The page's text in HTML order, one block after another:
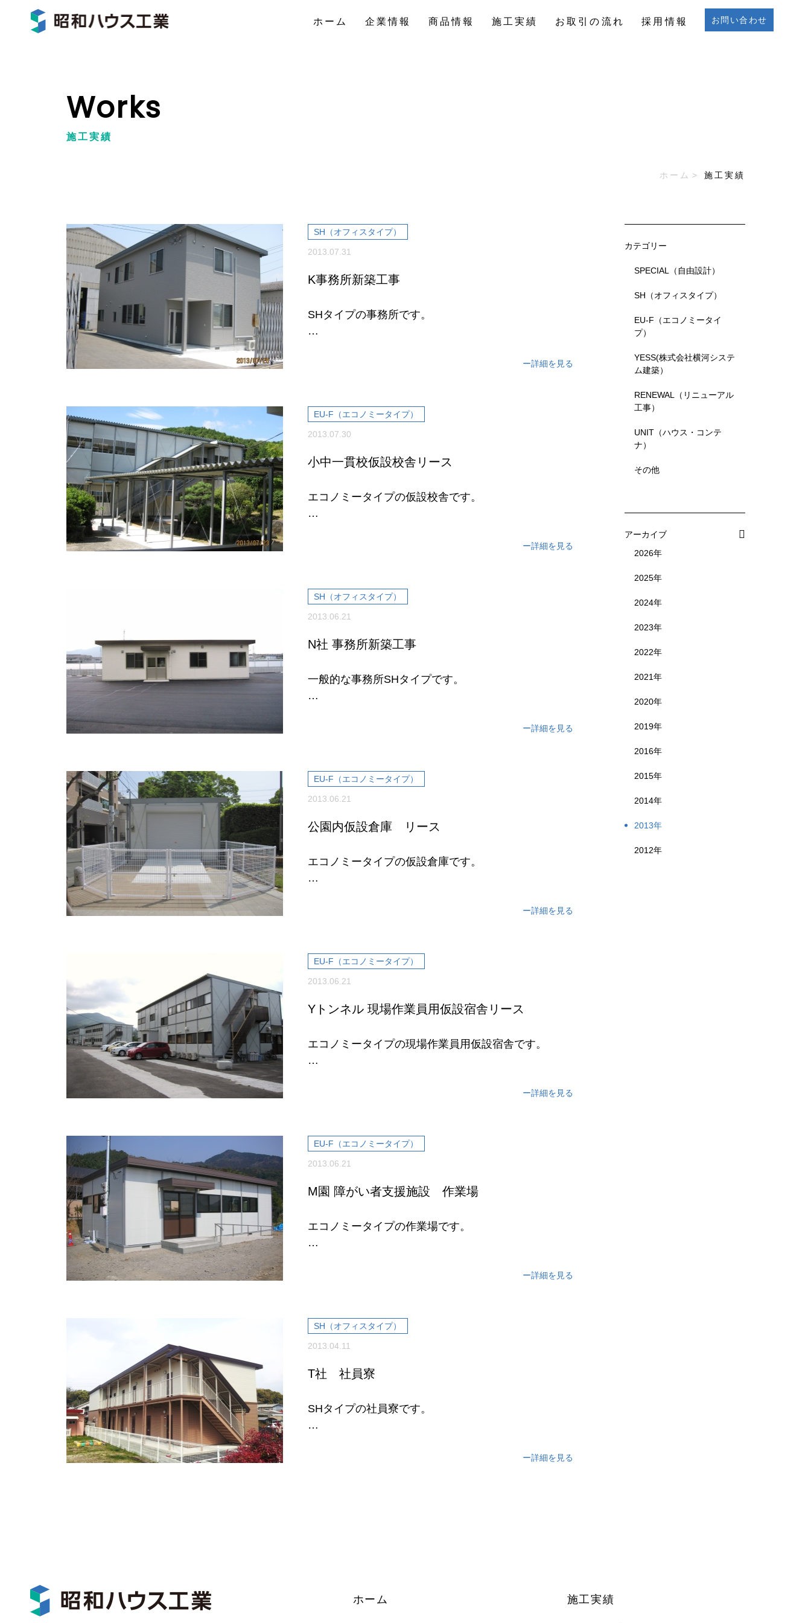
企業情報 商品情報 施工実績 お取引の流れ 採用情報
ホーム 企業情報 商品情報 施工実績 お取引の流れ 採用情報 お問い合わせ
Works
施工実績
ホーム 施工実績
SH（オフィスタイプ）
2013.07.31
K事務所新築工事
SHタイプの事務所です。
ー詳細を見る
EU-F（エコノミータイプ）
2013.07.30
小中一貫校仮設校舎リース
エコノミータイプの仮設校舎です。
ー詳細を見る
SH（オフィスタイプ）
2013.06.21
N社 事務所新築工事
一般的な事務所SHタイプです。
ー詳細を見る
EU-F（エコノミータイプ）
2013.06.21
公園内仮設倉庫 リース
エコノミータイプの仮設倉庫です。
ー詳細を見る
EU-F（エコノミータイプ）
2013.06.21
Yトンネル 現場作業員用仮設宿舎リース
エコノミータイプの現場作業員用仮設宿舎です。
ー詳細を見る
EU-F（エコノミータイプ）
2013.06.21
M園 障がい者支援施設 作業場
エコノミータイプの作業場です。
ー詳細を見る
SH（オフィスタイプ）
2013.04.11
T社 社員寮
SHタイプの社員寮です。
ー詳細を見る
カテゴリー
SPECIAL（自由設計）
SH（オフィスタイプ）
EU-F（エコノミータイ
プ）
YESS(株式会社横河システ
ム建築）
RENEWAL（リニューアル
工事）
UNIT（ハウス・コンテ
ナ）
その他
アーカイブ
2026年
2025年
2024年
2023年
2022年
2021年
2020年
2019年
2016年
2015年
2014年
2013年
2012年
ホーム 施工実績